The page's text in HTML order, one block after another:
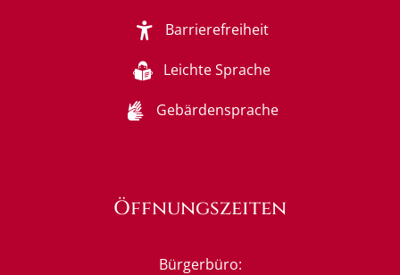
Barrierefreiheit
Leichte Sprache
Gebärdensprache
Öffnungszeiten
Bürgerbüro: